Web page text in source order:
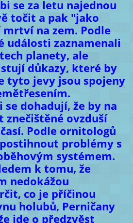
se za letu najednou
točit a pak "jako
na zem. Podle
události zaznamenali
planety, ale
důkazy, které by
tyto jevy jsou spojeny
dohadují, že by na
znečištěné ovzduší
Podle ornitologů
problémy s
systémem.
k tomu, že
nedokážou
co je příčinou
holubů, Perničany
jde o předzvěst